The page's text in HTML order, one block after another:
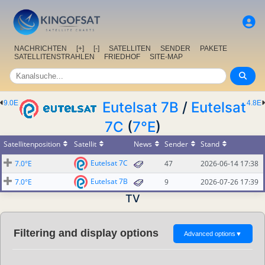
NACHRICHTEN [+] [-] SATELLITEN SENDER
PAKETE
SATELLITENSTRAHLEN
FRIEDHOF SITE-MAP
4.8E
9.0E Eutelsat 7B / Eutelsat
7C (7°E)
Satellitenposition Satellit News Sender
Stand
7.0°E
Eutelsat 7C 47
2026-06-14 17:38
7.0°E
Eutelsat 7B 9 2026-07-26 17:39
TV
Filtering and display options Advanced options ▼